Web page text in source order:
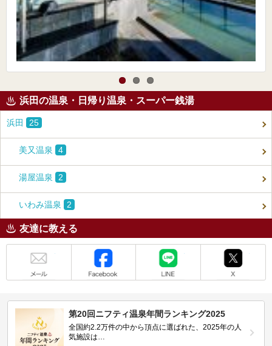
浜田の温泉・日帰り温泉・スーパー銭湯
浜田 25
美又温泉 4
湯屋温泉 2
いわみ温泉 2
友達に教える
第20回ニフティ温泉年間ランキング2025
全国約2.2万件の中から頂点に選ばれた、2025年の人
気施設は…